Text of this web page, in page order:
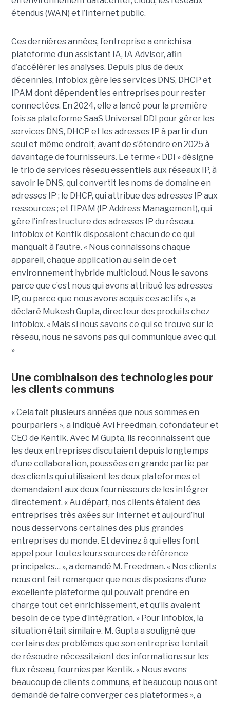
étendus (WAN) et l’Internet public.
Ces dernières années, l’entreprise a enrichi sa
plateforme d’un assistant IA, IA Advisor, afin
d’accélérer les analyses. Depuis plus de deux
décennies, Infoblox gère les services DNS, DHCP et
IPAM dont dépendent les entreprises pour rester
connectées. En 2024, elle a lancé pour la première
fois sa plateforme SaaS Universal DDI pour gérer les
services DNS, DHCP et les adresses IP à partir d’un
seul et même endroit, avant de s’étendre en 2025 à
davantage de fournisseurs. Le terme « DDI » désigne
le trio de services réseau essentiels aux réseaux IP, à
savoir le DNS, qui convertit les noms de domaine en
adresses IP ; le DHCP, qui attribue des adresses IP aux
ressources ; et l’IPAM (IP Address Management), qui
gère l’infrastructure des adresses IP du réseau.
Infoblox et Kentik disposaient chacun de ce qui
manquait à l’autre. « Nous connaissons chaque
appareil, chaque application au sein de cet
environnement hybride multicloud. Nous le savons
parce que c’est nous qui avons attribué les adresses
IP, ou parce que nous avons acquis ces actifs », a
déclaré Mukesh Gupta, directeur des produits chez
Infoblox. « Mais si nous savons ce qui se trouve sur le
réseau, nous ne savons pas qui communique avec qui.
»
Une combinaison des technologies pour
les clients communs
« Cela fait plusieurs années que nous sommes en
pourparlers », a indiqué Avi Freedman, cofondateur et
CEO de Kentik. Avec M Gupta, ils reconnaissent que
les deux entreprises discutaient depuis longtemps
d’une collaboration, poussées en grande partie par
des clients qui utilisaient les deux plateformes et
demandaient aux deux fournisseurs de les intégrer
directement. « Au départ, nos clients étaient des
entreprises très axées sur Internet et aujourd’hui
nous desservons certaines des plus grandes
entreprises du monde. Et devinez à qui elles font
appel pour toutes leurs sources de référence
principales… », a demandé M. Freedman. « Nos clients
nous ont fait remarquer que nous disposions d’une
excellente plateforme qui pouvait prendre en
charge tout cet enrichissement, et qu’ils avaient
besoin de ce type d’intégration. » Pour Infoblox, la
situation était similaire. M. Gupta a souligné que
certains des problèmes que son entreprise tentait
de résoudre nécessitaient des informations sur les
flux réseau, fournies par Kentik. « Nous avons
beaucoup de clients communs, et beaucoup nous ont
demandé de faire converger ces plateformes », a